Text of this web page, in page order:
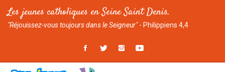
Les jeunes catholiques en Seine Saint Denis.
"Réjouissez-vous toujours dans le Seigneur"- Philippiens 4,4